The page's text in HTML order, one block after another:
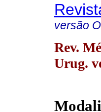
versão
Rev.
Urug.